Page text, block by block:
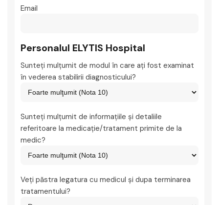
Email
Personalul ELYTIS Hospital
Sunteţi mulţumit de modul în care aţi fost examinat
în vederea stabilirii diagnosticului?
Sunteţi mulţumit de informaţiile şi detaliile
referitoare la medicaţie/tratament primite de la
medic?
Veţi păstra legatura cu medicul şi dupa terminarea
tratamentului?